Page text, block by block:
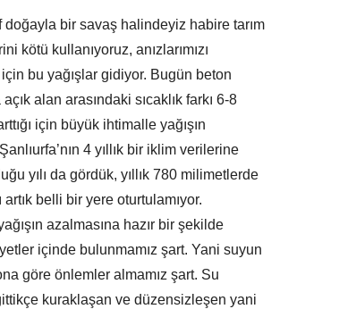
bir savaş halindeyiz habire tarım
kötü kullanıyoruz, anızlarımızı
bu yağışlar gidiyor. Bugün beton
alan arasındaki sıcaklık farkı 6-8
için büyük ihtimalle yağışın
4 yıllık bir iklim verilerine
yılı da gördük, yıllık 780 milimetlerde
belli bir yere oturtulamıyor.
azalmasına hazır bir şekilde
içinde bulunmamız şart. Yani suyun
göre önlemler almamız şart. Su
kuraklaşan ve düzensizleşen yani